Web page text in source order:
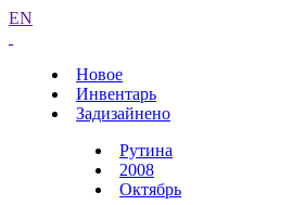
EN
Новое
Инвентарь
Задизайнено
Рутина
2008
Октябрь